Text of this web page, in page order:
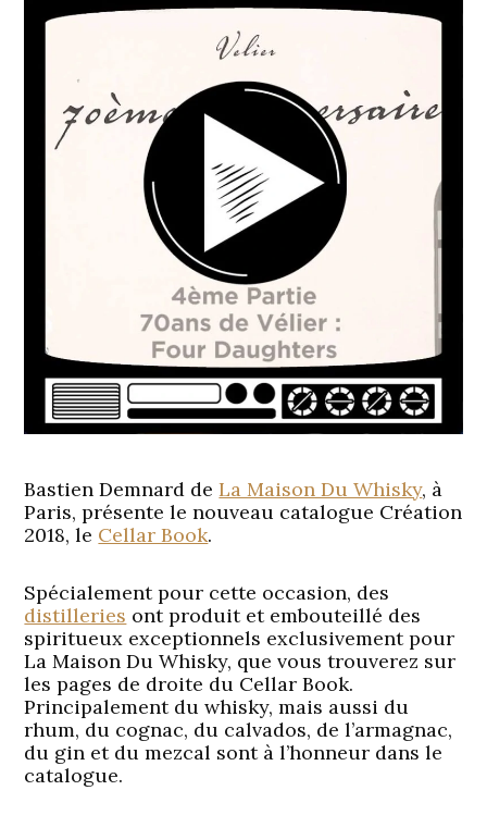
Bastien Demnard deLa Maison Du Whisky, à
Paris, présente le nouveau catalogue Création
2018, le Cellar Book.
Spécialement pour cette occasion, des
distilleries ont produit et embouteillé des
spiritueux exceptionnels exclusivement pour
La Maison Du Whisky, que vous trouverez sur
les pages de droite du Cellar Book.
Principalement du whisky, mais aussi du
rhum, du cognac, du calvados, de l’armagnac,
du gin et du mezcal sont à l’honneur dans le
catalogue.